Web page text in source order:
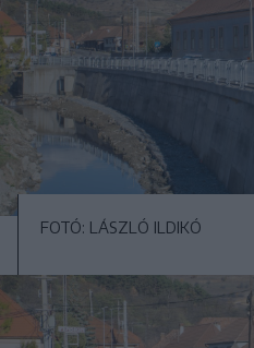
FOTÓ: LÁSZLÓ ILDIKÓ